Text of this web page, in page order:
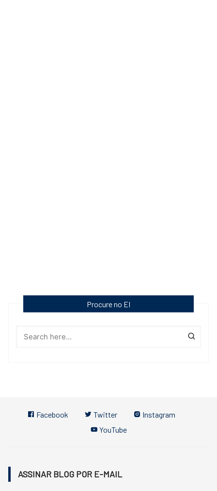
Procure no EI
Facebook Twitter
Instagram
YouTube
ASSINAR BLOG POR E-MAIL